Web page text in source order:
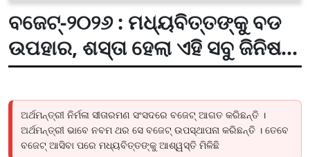
ବଜେଟ୍-୨୦୨୬ : ମଧ୍ୟବିତ୍ତଙ୍କୁ ବଡ
ଉପହାର, ଶସ୍ତା ହେଲା ଏହି ସବୁ ଜିନିଷ...
ଅର୍ଥମନ୍ତ୍ରୀ ନିର୍ମଳା ସୀତାରମଣ ସଂସଦରେ ବଜେଟ୍ ଆଗତ କରିଛନ୍ତି ।
ଅର୍ଥମନ୍ତ୍ରୀ ଭାବେ ନବମ ଥର ସେ ବଜେଟ୍ ଉପସ୍ଥାପନା କରିଛନ୍ତି । ତେବେ
ବଜେଟ୍ ଆସିବା ପରେ ମଧ୍ୟବିତ୍ତଙ୍କୁ ଆଶ୍ୱସ୍ତି ମିଳିଛି